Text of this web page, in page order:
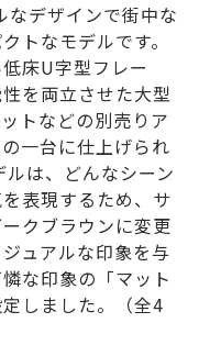
なデザインで街中な
トなモデルです。
床U字型フレー
を両立させた大型
トなどの別売りア
一台に仕上げられ
は、どんなシーン
表現するため、サ
クブラウンに変更
ュアルな印象を与
な印象の「マット
しました。（全4